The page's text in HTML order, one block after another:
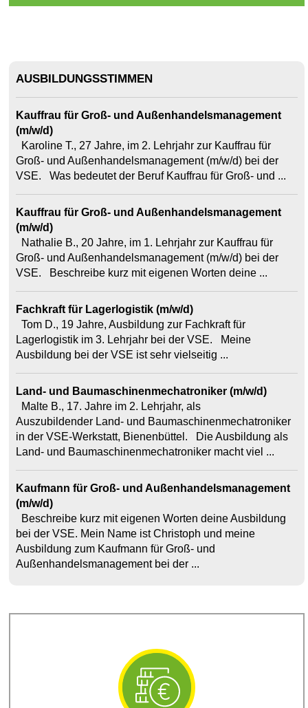
AUSBILDUNGSSTIMMEN
Kauffrau für Groß- und Außenhandelsmanagement
(m/w/d)
Karoline T., 27 Jahre, im 2. Lehrjahr zur Kauffrau für
Groß- und Außenhandelsmanagement (m/w/d) bei der
VSE. Was bedeutet der Beruf Kauffrau für Groß- und ...
Kauffrau für Groß- und Außenhandelsmanagement
(m/w/d)
Nathalie B., 20 Jahre, im 1. Lehrjahr zur Kauffrau für
Groß- und Außenhandelsmanagement (m/w/d) bei der
VSE. Beschreibe kurz mit eigenen Worten deine ...
Fachkraft für Lagerlogistik (m/w/d)
Tom D., 19 Jahre, Ausbildung zur Fachkraft für
Lagerlogistik im 3. Lehrjahr bei der VSE. Meine
Ausbildung bei der VSE ist sehr vielseitig ...
Land- und Baumaschinenmechatroniker (m/w/d)
Malte B., 17. Jahre im 2. Lehrjahr, als
Auszubildender Land- und Baumaschinenmechatroniker
in der VSE-Werkstatt, Bienenbüttel. Die Ausbildung als
Land- und Baumaschinenmechatroniker macht viel ...
Kaufmann für Groß- und Außenhandelsmanagement
(m/w/d)
Beschreibe kurz mit eigenen Worten deine Ausbildung
bei der VSE. Mein Name ist Christoph und meine
Ausbildung zum Kaufmann für Groß- und
Außenhandelsmanagement bei der ...